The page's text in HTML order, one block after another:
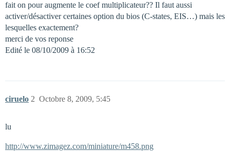
fait on pour augmente le coef multiplicateur?? Il faut aussi
activer/désactiver certaines option du bios (C-states, EIS…) mais les
lesquelles exactement?
merci de vos reponse
Edité le 08/10/2009 à 16:52
ciruelo Octobre 8, 2009, 5:45
2
lu
http://www.zimagez.com/miniature/m458.png